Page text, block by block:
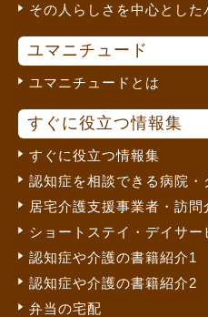
その人らしさを中心とし
ユマニチュード
ユマニチュードとは
すぐに役立つ情報集
すぐに役立つ情報集
認知症を相談できる病院・
居宅介護支援事業者・訪問
ショートステイ・デイサー
認知症や介護の書籍紹介1
認知症や介護の書籍紹介2
弁当の宅配